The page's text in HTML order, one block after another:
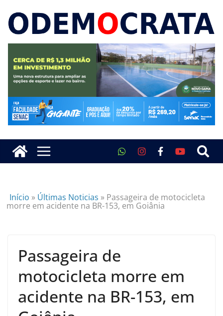
Início » Últimas Noticias » Passageira de motocicleta
morre em acidente na BR-153, em Goiânia
Passageira de
motocicleta morre em
acidente na BR-153, em